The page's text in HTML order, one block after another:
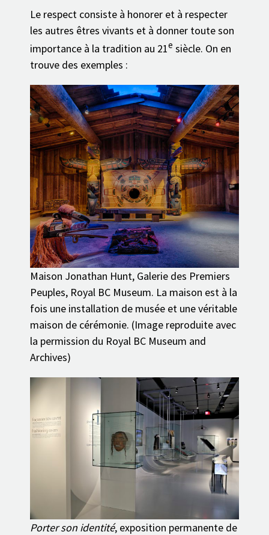
Le respect consiste à honorer et à respecter
les autres êtres vivants et à donner toute son
importance à la tradition au 21e siècle. On en
trouve des exemples :
Maison Jonathan Hunt, Galerie des Premiers
Peuples, Royal BC Museum. La maison est à la
fois une installation de musée et une véritable
maison de cérémonie. (Image reproduite avec
la permission du Royal BC Museum and
Archives)
Porter son identité, exposition permanente de